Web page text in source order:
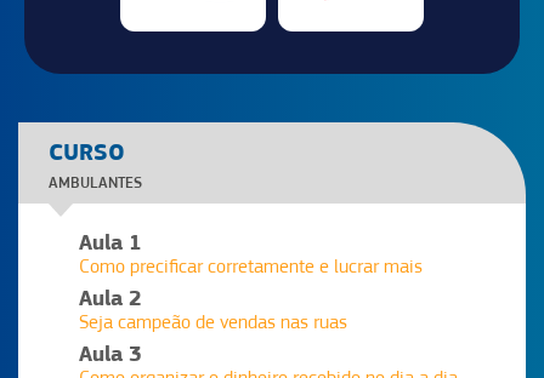
CURSO
AMBULANTES
Aula 1
Como precificar corretamente e lucrar mais
Aula 2
Seja campeão de vendas nas ruas
Aula 3